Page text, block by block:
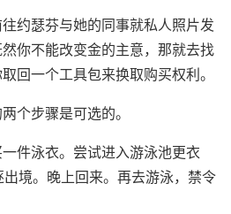
约瑟芬与她的同事就私人照片发
你不能改变金的主意，那就去找
回一个工具包来换取购买权利。
个步骤是可选的。
件泳衣。尝试进入游泳池更衣
境。晚上回来。再去游泳，禁令